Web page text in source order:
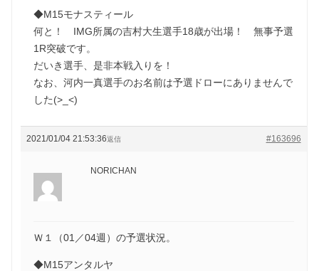
◆M15モナスティール
何と！ IMG所属の吉村大生選手18歳が出場！ 無事予選
1R突破です。
だいき選手、是非本戦入りを！
なお、河内一真選手のお名前は予選ドローにありませんで
した(>_<)
2021/01/04 21:53:36 #163696
返信
NORICHAN
Ｗ１（01／04週）の予選状況。
◆M15アンタルヤ